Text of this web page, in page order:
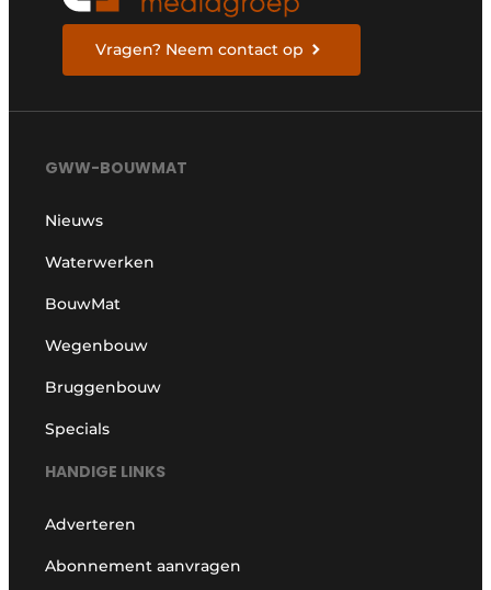
Vragen? Neem contact op
GWW-BOUWMAT
Nieuws
Waterwerken
BouwMat
Wegenbouw
Bruggenbouw
Specials
HANDIGE LINKS
Adverteren
Abonnement aanvragen